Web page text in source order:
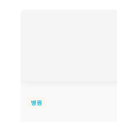
병원